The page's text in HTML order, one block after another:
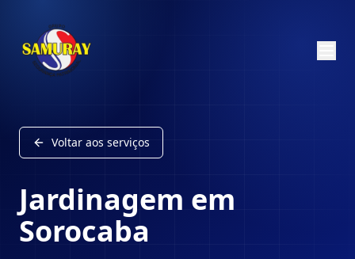
Voltar aos serviços
Jardinagem em
Sorocaba